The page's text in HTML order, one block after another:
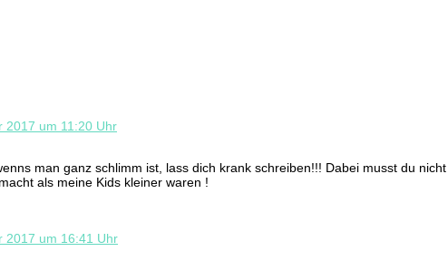
2017 um 11:20 Uhr
man ganz schlimm ist, lass dich krank schreiben!!! Dabei musst du
als meine Kids kleiner waren !
2017 um 16:41 Uhr